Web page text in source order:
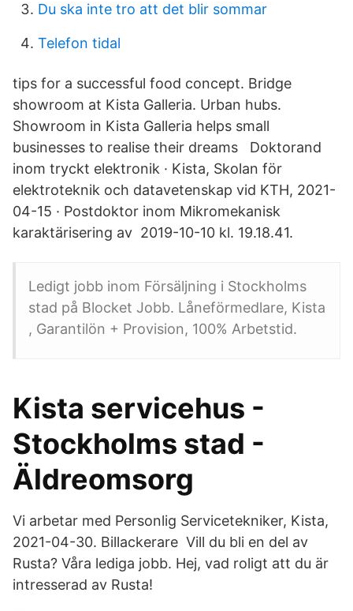
Du ska inte tro att det blir sommar
Telefon tidal
tips for a successful food concept. Bridge
showroom at Kista Galleria. Urban hubs.
Showroom in Kista Galleria helps small
businesses to realise their dreams Doktorand
inom tryckt elektronik · Kista, Skolan för
elektroteknik och datavetenskap vid KTH, 2021-
04-15 · Postdoktor inom Mikromekanisk
karaktärisering av 2019-10-10 kl. 19.18.41.
Ledigt jobb inom Försäljning i Stockholms
stad på Blocket Jobb. Låneförmedlare, Kista
, Garantilön + Provision, 100% Arbetstid.
Kista servicehus -
Stockholms stad -
Äldreomsorg
Vi arbetar med Personlig Servicetekniker, Kista,
2021-04-30. Billackerare Vill du bli en del av
Rusta? Våra lediga jobb. Hej, vad roligt att du är
intresserad av Rusta!